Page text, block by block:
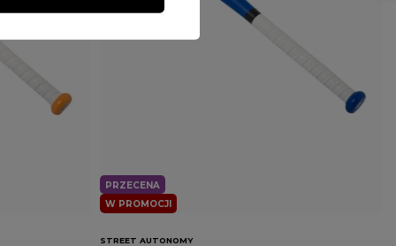
W PROMOCJI
PRZECENA
STREET AUTONOMY